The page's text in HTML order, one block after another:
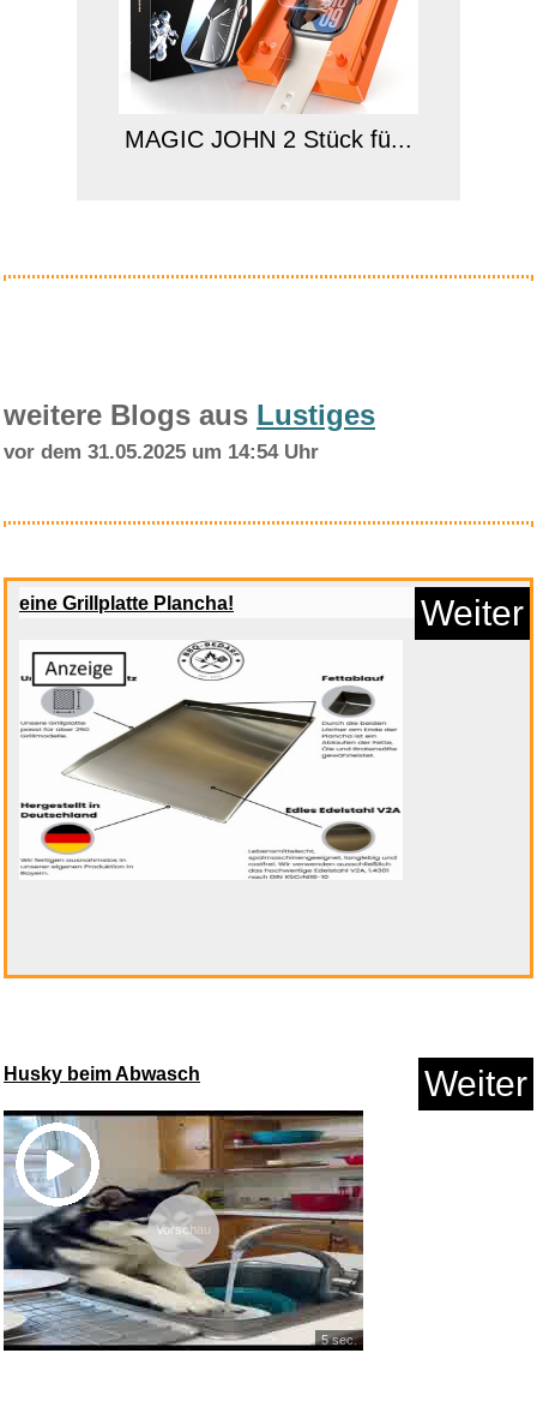
MAGIC JOHN 2 Stück fü...
Anzeige
weitere Blogs aus Lustiges
vor dem 31.05.2025 um 14:54 Uhr
eine Grillplatte Plancha! Weiter
Husky beim Abwasch Weiter
Vorschau
5 sec.